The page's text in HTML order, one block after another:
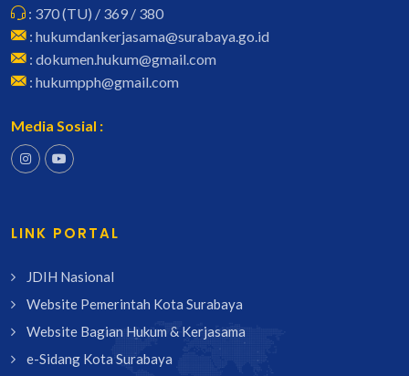
: 370 (TU) / 369 / 380
: hukumdankerjasama@surabaya.go.id
: dokumen.hukum@gmail.com
: hukumpph@gmail.com
Media Sosial :
LINK PORTAL
JDIH Nasional
Website Pemerintah Kota Surabaya
Website Bagian Hukum & Kerjasama
e-Sidang Kota Surabaya